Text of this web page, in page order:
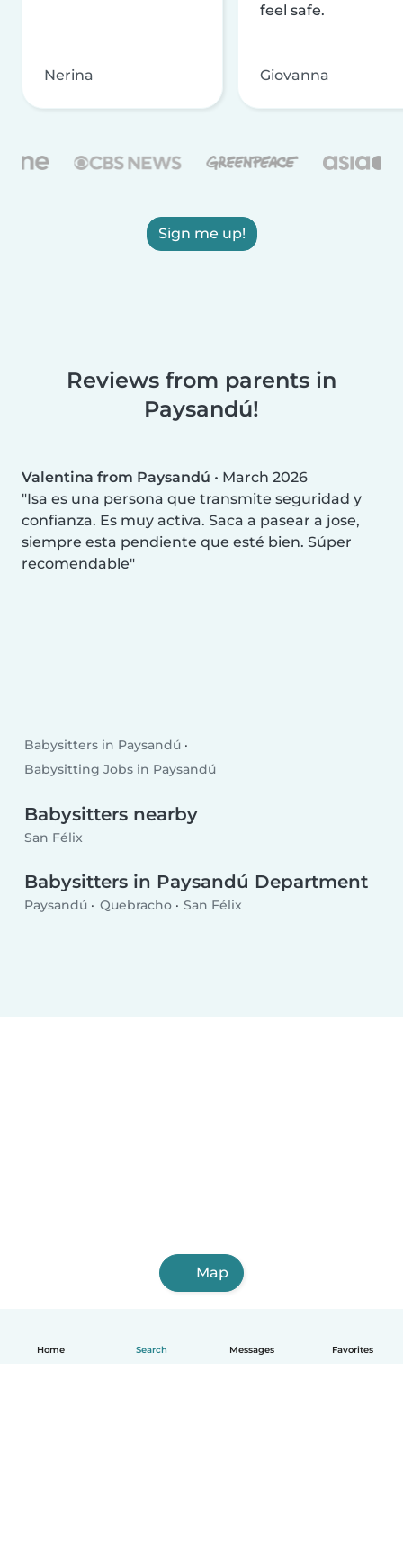
Home Search Messages Favorites
Nerina
feel safe.
Giovanna
Sign me up!
Reviews from parents in
Paysandú!
Valentina from Paysandú • March 2026
Isa es una persona que transmite seguridad y
confianza. Es muy activa. Saca a pasear a jose,
siempre esta pendiente que esté bien. Súper
recomendable
Babysitters in Paysandú
Babysitting Jobs in Paysandú
Babysitters nearby
San Félix
Babysitters in Paysandú Department
Paysandú Quebracho San Félix
Map